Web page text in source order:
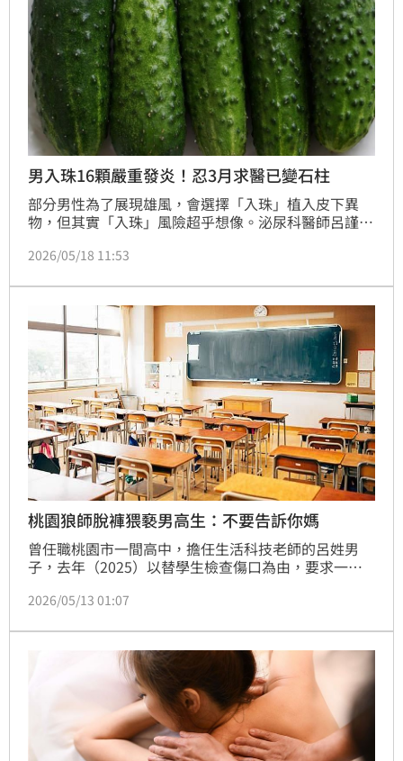
男入珠16顆嚴重發炎！忍3月求醫已變石柱
部分男性為了展現雄風，會選擇「入珠」植入皮下異
物，但其實「入珠」風險超乎想像。泌尿科醫師呂謹亨
脹發炎，痛了3個月，生殖器前端「腫得像石頭一樣
終透過手術清創才保住命根子，差點毀了下半生「性
福」。
2026/05/18 11:53
桃園狼師脫褲猥褻男高生：不要告訴你媽
曾任職桃園市一間高中，擔任生活科技老師的呂姓男
子，去年（2025）以替學生檢查傷口為由，要求一名
下學生褲子進行猥褻。學生心理受到劇烈衝擊，把無法
桃園地院日前審理終結，依成年人故意對少年犯強制猥
褻罪，判處該名老師有期徒刑1年2月，全案仍可上訴。
2026/05/13 01:07